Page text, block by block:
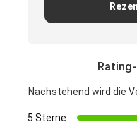
Nachstehend wird die
5 Sterne